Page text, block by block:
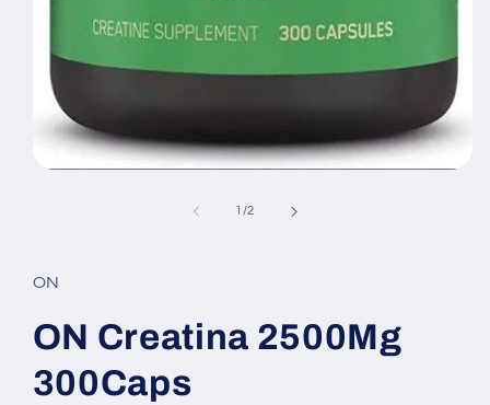
ventana
modal
/de
2
ON
ON Creatina 2500Mg
300Caps